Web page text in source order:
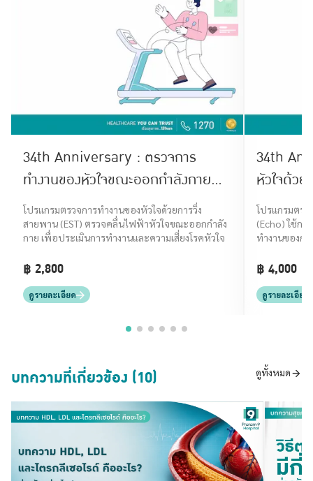
34th Anniversary : ตรวจการ
ทำงานของหัวใจขณะออกกำลังกาย
ด้วยการวิ่งสายพาน (Exercise
Stress Test Program)
โปรแกรมตรวจการทำงานของหัวใจด้วยการวิ่ง
สายพาน (EST) ตรวจคลื่นไฟฟ้าหัวใจขณะออกกำลัง
กาย เพื่อประเมินการทำงานและความเสี่ยงโรคหัวใจ
฿ 2,800
ดูรายละเอียด
34th
หัวใจด้ว
โปรแกรมตร
(Echo) ใช้กา
ทำงานของก
฿ 4,000
ดูรายละเอียด
บทความที่เกี่ยวข้อง (10) ดูทั้งหมด